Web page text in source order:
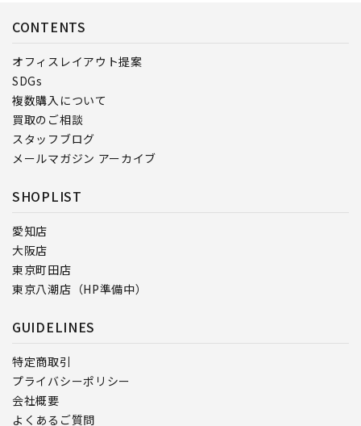
CONTENTS
オフィスレイアウト提案
SDGs
複数購入について
買取のご相談
スタッフブログ
メールマガジン アーカイブ
SHOPLIST
愛知店
大阪店
東京町田店
東京八潮店（HP準備中）
GUIDELINES
特定商取引
プライバシーポリシー
会社概要
よくあるご質問